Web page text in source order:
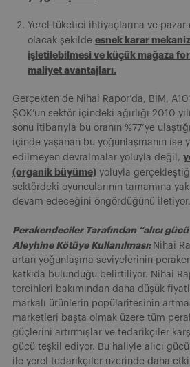
Yerel tüketici ihtiyaçlarına ve
olacak şekilde esnek karar
işletilebilmesi ve küçük mağaza
maliyet avantajları.
Gerçekten de Nihai Rapor’da, BİM,
ŞOK’un sektör içindeki ağırlığı 2010
sonu itibarıyla bu oranın %77’ye
içinde yaşanan bu yoğunlaşmanın ise
edilmeyen devralmalar yoluyla değil,
(organik büyüme) yoluyla
sektördeki oyuncularının tamamına
devam edeceğini öngördüğünü iletiyor.
Perakendeciler Tarafından “alıcı
Aleyhine Kötüye Kullanılması: Nihai
artan yoğunlaşma seviyelerinin
katkıda bulunduğu belirtiliyor. Nihai
tercihleri bakımından daha düşük
markalı ürünlerin popülaritesinin
marketleri başta olmak üzere tüm
güçlerini artırmışlar ve tedarikçiler
gücü teşkil ediyor. Bu haliyle alıcı
ile yerel tedarikçiler üzerinde daha